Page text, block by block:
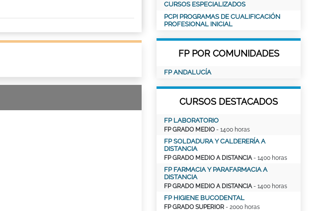
CURSOS ESPECIALIZADOS
PCPI PROGRAMAS DE CUALIFICACIÓN
PROFESIONAL INICIAL
FP POR COMUNIDADES
FP ANDALUCÍA
CURSOS DESTACADOS
FP LABORATORIO
FP GRADO MEDIO - 1400 horas
FP SOLDADURA Y CALDERERÍA A
DISTANCIA
FP GRADO MEDIO A DISTANCIA- 1400 horas
FP FARMACIA Y PARAFARMACIA A
DISTANCIA
FP GRADO MEDIO A DISTANCIA- 1400 horas
FP HIGIENE BUCODENTAL
FP GRADO SUPERIOR - 2000 horas